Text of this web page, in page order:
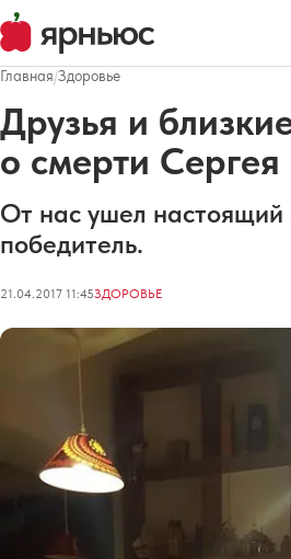
Главная/Здоровье
Друзья и
о смерти Сергея
От нас ушел
победитель.
21.04.2017 11:45ЗДОРОВЬЕ